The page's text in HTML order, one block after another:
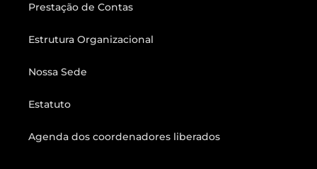
Prestação de Contas
Estrutura Organizacional
Nossa Sede
Estatuto
Agenda dos coordenadores liberados